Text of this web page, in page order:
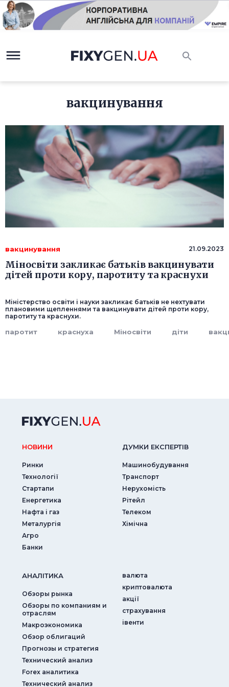
вакцинування
вакцинування 21.09.2023
Міносвіти закликає батьків вакцинувати
дітей проти кору, паротиту та краснухи
Міністерство освіти і науки закликає батьків не нехтувати
плановими щепленнями та вакцинувати дітей проти кору,
паротиту та краснухи.
паротит краснуха Міносвіти діти
НОВИНИ
Ринки
Технології
Стартапи
Енергетика
Нафта і газ
Металургія
Агро
Банки
ДУМКИ ЕКСПЕРТIВ
Машинобудування
Транспорт
Нерухомість
Рітейл
Телеком
Хімічна
АНАЛIТИКА
Обзоры рынка
Обзоры по компаниям и
отраслям
Макроэкономика
Обзор облигаций
Прогнозы и стратегия
Технический анализ
Forex аналитика
Технический анализ
валюта
криптовалюта
акції
страхування
iвенти